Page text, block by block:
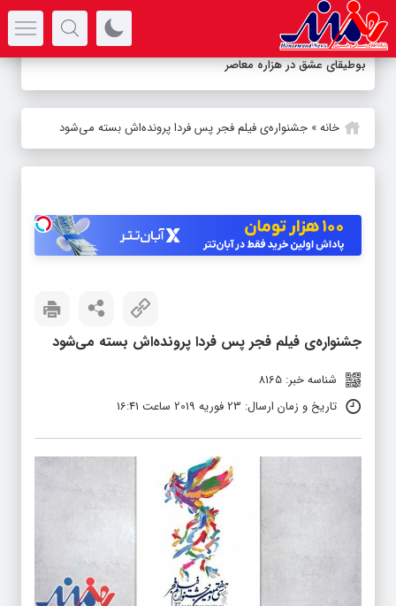
بوطیقای عشق در هزاره معاصر
خانه» جشنواره‌ی فیلم فجر پس فردا پرونده‌اش بسته می‌شود
جشنواره‌ی فیلم فجر پس فردا پرونده‌اش بسته می‌شود
شناسه خبر: 8165
تاریخ و زمان ارسال: 23 فوریه 2019 ساعت 16:41